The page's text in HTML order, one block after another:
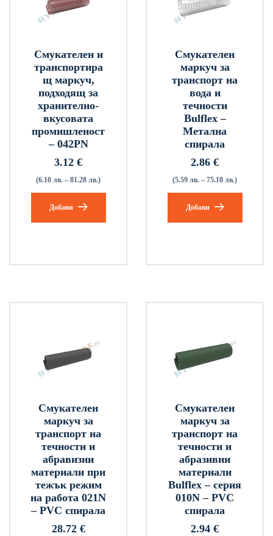
Смукателен и
транспортира
щ маркуч,
подходящ за
хранително-
вкусовата
промишленост
– 042PN
3.12 €
(6.10 лв. – 81.28 лв.)
Добави
Смукателен
маркуч за
транспорт на
вода и
течности
Bulflex –
Метална
спирала
2.86 €
(5.59 лв. – 75.10 лв.)
Добави
Смукателен
маркуч за
транспорт на
течности и
абравизни
материали при
тежък режим
на работа 021N
– PVC спирала
28.72 €
Смукателен
маркуч за
транспорт на
течности и
абразивни
материали
Bulflex – серия
010N – PVC
спирала
2.94 €